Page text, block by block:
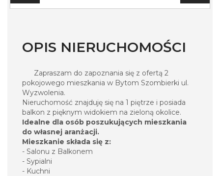
OPIS NIERUCHOMOŚCI
Zapraszam do zapoznania się z ofertą 2
pokojowego mieszkania w Bytom Szombierki ul.
Wyzwolenia.
Nieruchomość znajduję się na 1 piętrze i posiada
balkon z pięknym widokiem na zieloną okolice.
Idealne dla osób poszukujących mieszkania
do własnej aranżacji.
Mieszkanie składa się z:
- Salonu z Balkonem
- Sypialni
- Kuchni